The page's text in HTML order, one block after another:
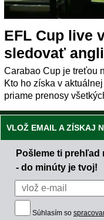
EFL Cup live
sledovať
Carabao Cup je treťou
Kto ho získa v
priame prenosy
VLOŽ EMAIL A ZÍSKAJ
Pošleme ti
- do minúty je tvoj!
Súhlasím so